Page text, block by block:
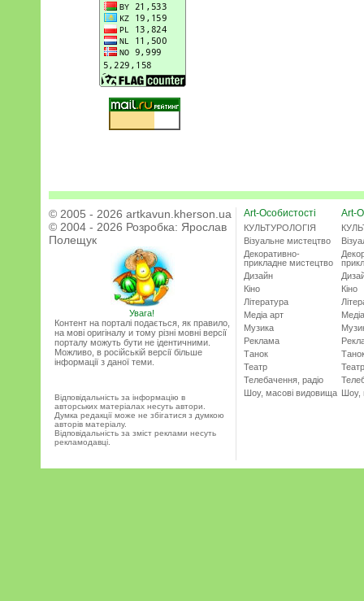
© 2005 - 2026 artkavun.kherson.ua
© 2004 - 2026 Розробка: Ярослав
Полещук
Увага!
Контент на порталі подається, як правило,
на мові оригіналу и тому різні мовні версії
порталу можуть бути не ідентичними.
Можливо, в російській версії більше
інформації з даної теми.
Відповідальність за інформацію в
авторських матеріалах несуть автори.
Думка редакції може не збігатися з думкою
авторів матеріалу.
Відповідальність за зміст реклами несуть
рекламодавці.
Art-Особистості
КУЛЬТУРОЛОГІЯ
Візуальне мистецтво
Декоративно-
прикладне мистецтво
Дизайн
Кіно
Література
Медіа арт
Музика
Реклама
Танок
Театр
Телебачення, радіо
Шоу, масові видовища
Art-
Кіно
Театр
Шоу,